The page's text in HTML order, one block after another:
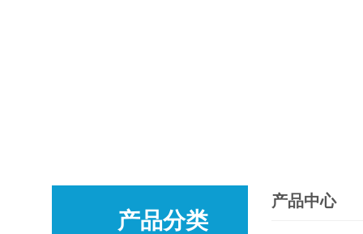
产品分类
产品中心